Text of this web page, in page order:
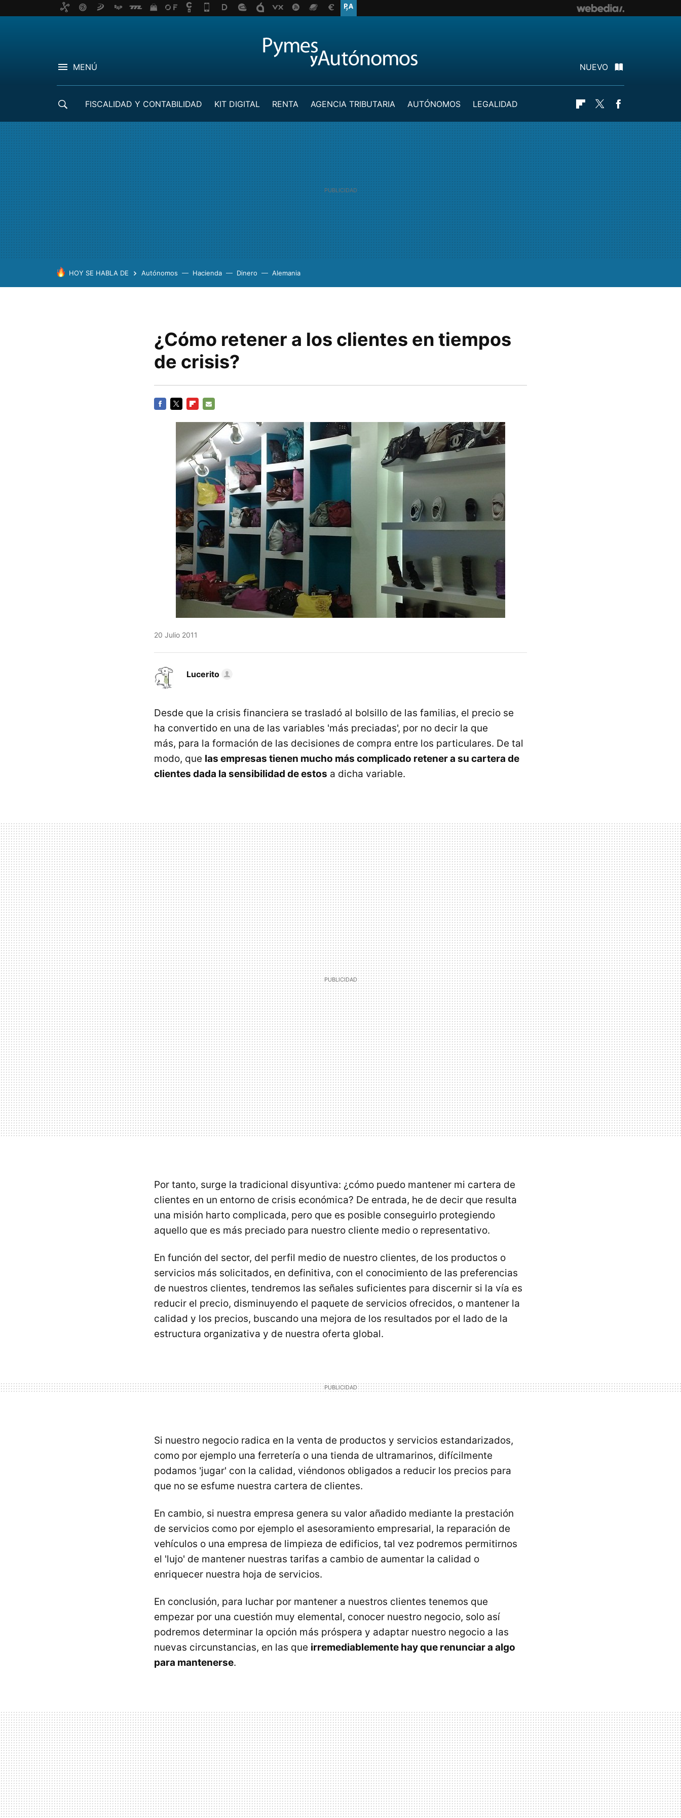
MENÚ NUEVO
FISCALIDAD Y CONTABILIDAD KIT DIGITAL RENTA AGENCIA TRIBUTARIA AUTÓNOMOS
LEGALIDAD
Flipboard
Twitter
HOY SE HABLA DE Autónomos Hacienda Dinero Alemania
¿Cómo retener a los clientes en tiempos
de crisis?
MAIL
20 Julio 2011
Lucerito
Desde que la crisis financiera se trasladó al bolsillo de las familias, el precio se
ha convertido en una de las variables 'más preciadas', por no decir la que
más, para la formación de las decisiones de compra entre los particulares. De tal
modo, que las empresas tienen mucho más complicado retener a su cartera de
clientes dada la sensibilidad de estos a dicha variable.
Por tanto, surge la tradicional disyuntiva: ¿cómo puedo mantener mi cartera de
clientes en un entorno de crisis económica? De entrada, he de decir que resulta
una misión harto complicada, pero que es posible conseguirlo protegiendo
aquello que es más preciado para nuestro cliente medio o representativo.
En función del sector, del perfil medio de nuestro clientes, de los productos o
servicios más solicitados, en definitiva, con el conocimiento de las preferencias
de nuestros clientes, tendremos las señales suficientes para discernir si la vía es
reducir el precio, disminuyendo el paquete de servicios ofrecidos, o mantener la
calidad y los precios, buscando una mejora de los resultados por el lado de la
estructura organizativa y de nuestra oferta global.
Si nuestro negocio radica en la venta de productos y servicios estandarizados,
como por ejemplo una ferretería o una tienda de ultramarinos, difícilmente
podamos 'jugar' con la calidad, viéndonos obligados a reducir los precios para
que no se esfume nuestra cartera de clientes.
En cambio, si nuestra empresa genera su valor añadido mediante la prestación
de servicios como por ejemplo el asesoramiento empresarial, la reparación de
vehículos o una empresa de limpieza de edificios, tal vez podremos permitirnos
el 'lujo' de mantener nuestras tarifas a cambio de aumentar la calidad o
enriquecer nuestra hoja de servicios.
En conclusión, para luchar por mantener a nuestros clientes tenemos que
empezar por una cuestión muy elemental, conocer nuestro negocio, solo así
podremos determinar la opción más próspera y adaptar nuestro negocio a las
nuevas circunstancias, en las que irremediablemente hay que renunciar a algo
para mantenerse.